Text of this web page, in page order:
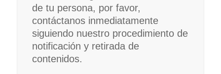
de tu persona, por favor,
contáctanos inmediatamente
siguiendo nuestro procedimiento de
notificación y retirada de
contenidos.